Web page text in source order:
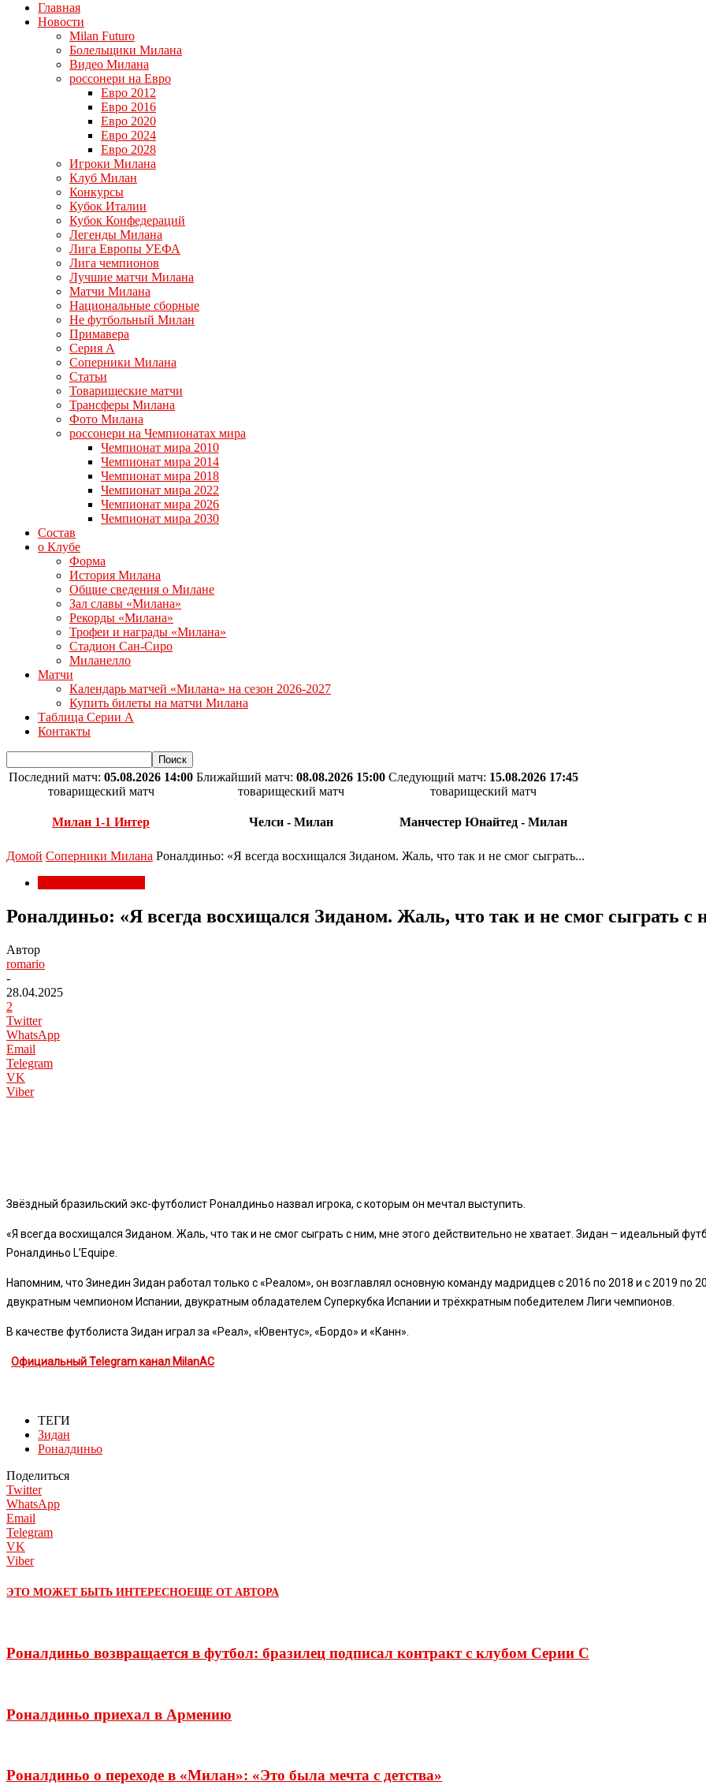
Главная
Новости
Milan Futuro
Болельщики Милана
Видео Милана
россонери на Евро
Евро 2012
Евро 2016
Евро 2020
Евро 2024
Евро 2028
Игроки Милана
Клуб Милан
Конкурсы
Кубок Италии
Кубок Конфедераций
Легенды Милана
Лига Европы УЕФА
Лига чемпионов
Лучшие матчи Милана
Матчи Милана
Национальные сборные
Не футбольный Милан
Примавера
Серия А
Соперники Милана
Статьи
Товарищеские матчи
Трансферы Милана
Фото Милана
россонери на Чемпионатах мира
Чемпионат мира 2010
Чемпионат мира 2014
Чемпионат мира 2018
Чемпионат мира 2022
Чемпионат мира 2026
Чемпионат мира 2030
Состав
о Клубе
Форма
История Милана
Общие сведения о Милане
Зал славы «Милана»
Рекорды «Милана»
Трофеи и награды «Милана»
Стадион Сан-Сиро
Миланелло
Матчи
Календарь матчей «Милана» на сезон 2026-2027
Купить билеты на матчи Милана
Таблица Серии А
Контакты
Последний матч: 05.08.2026 14:00
товарищеский матч
Милан 1-1 Интер
Ближайший матч: 08.08.2026 15:00
товарищеский матч
Челси - Милан
Следующий матч: 15.08.2026 17:45
товарищеский матч
Манчестер Юнайтед - Милан
Домой Соперники Милана Роналдиньо: «Я всегда восхищался Зиданом. Жаль, что так и не смог сыграть...
Роналдиньо: «Я всегда восхищался Зиданом. Жаль, что так и не смог сыграть с
Автор
romario
-
28.04.2025
2
Twitter
WhatsApp
Email
Telegram
VK
Viber
Звёздный бразильский экс-футболист Роналдиньо назвал игрока, с которым он мечтал выступить.
«Я всегда восхищался Зиданом. Жаль, что так и не смог сыграть с ним, мне этого действительно не хватает. Зидан – идеальный
Роналдиньо L’Equipe.
Напомним, что Зинедин Зидан работал только с «Реалом», он возглавлял основную команду мадридцев с 2016 по 2018 и с 2019 по
двукратным чемпионом Испании, двукратным обладателем Суперкубка Испании и трёхкратным победителем Лиги чемпионов.
В качестве футболиста Зидан играл за «Реал», «Ювентус», «Бордо» и «Канн».
Официальный Telegram канал MilanAC
ТЕГИ
Зидан
Роналдиньо
Поделиться
Twitter
WhatsApp
Email
Telegram
VK
Viber
ЭТО МОЖЕТ БЫТЬ ИНТЕРЕСНОЕЩЕ ОТ АВТОРА
Роналдиньо возвращается в футбол: бразилец подписал контракт с клубом Серии C
Роналдиньо приехал в Армению
Роналдиньо о переходе в «Милан»: «Это была мечта с детства»